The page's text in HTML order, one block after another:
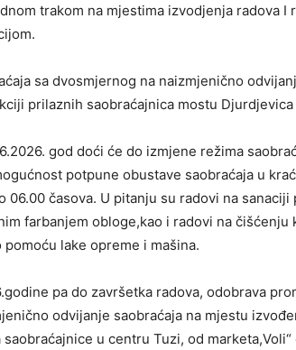
trakom na mjestima izvodjenja radova I
sa dvosmjernog na naizmjenično
prilaznih saobraćajnica mostu Djurdjevica
god doći će do izmjene režima
potpune obustave saobraćaja u
časova. U pitanju su radovi na sanaciji
farbanjem obloge,kao i radovi na čišćenju
lake opreme i mašina.
pa do završetka radova, odobrava
odvijanje saobraćaja na mjestu
u centru Tuzi, od